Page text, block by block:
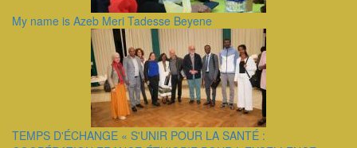
My name is Azeb Meri Tadesse Beyene
TEMPS D'ÉCHANGE « S'UNIR POUR LA SANTÉ :